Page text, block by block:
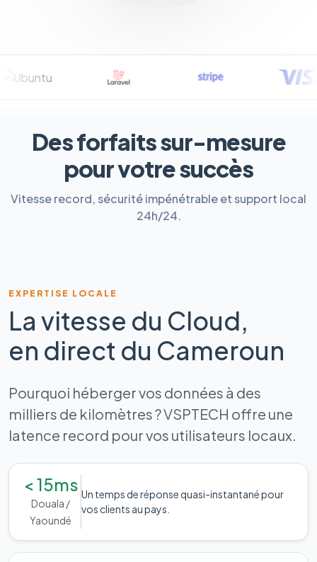
Des forfaits sur-mesure
pour votre succès
Vitesse record, sécurité impénétrable et support local
24h/24.
EXPERTISE LOCALE
La vitesse du Cloud,
en direct du Cameroun
Pourquoi héberger vos données à des
milliers de kilomètres ? VSPTECH offre une
latence record pour vos utilisateurs locaux.
< 15ms
Douala /
Yaoundé
Un temps de réponse quasi-instantané pour
vos clients au pays.